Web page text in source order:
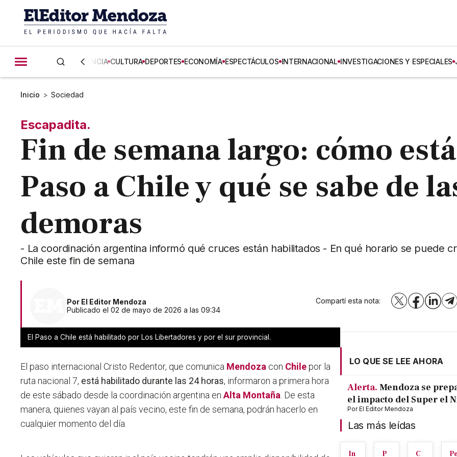
CIENCIA CULTURA DEPORTES ECONOMÍA ESPECTÁCULOS INTERNACIONAL INVESTIGACIONES Y ESPECIALES
Inicio > Sociedad
Escapadita.
Fin de semana largo: cómo
Paso a Chile y qué se sabe de
demoras
- La coordinación argentina informó qué cruces están habilitados - En qué horario se puede
Chile este fin de semana
Por El Editor Mendoza
Publicado el 02 de mayo de 2026 a las 09:34
Compartí esta nota: X Facebook
El Paso a Chile está habilitado por Los Libertadores y por el sur provincial.
El paso internacional Cristo Redentor, que comunica Mendoza con Chilepor la
ruta nacional 7, está habilitado durante las 24 horas, informaron a primera hora
de este sábado desde la coordinación argentina enAlta Montaña . De esta
manera, quienes vayan al país vecino, este fin de semana, podrán hacerlo en
cualquier momento del día.
LO QUE SE LEE AHORA
Alerta. Mendoza se
el impacto del Super el
PorEl Editor Mendoza
Las más leídas
In
P
C